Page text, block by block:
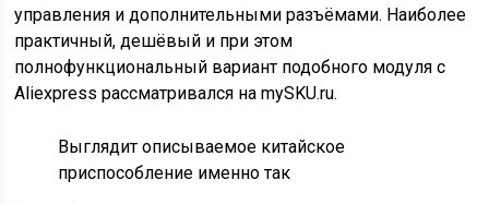
управления и дополнительными разъёмами. Наиболее
практичный, дешёвый и при этом
полнофункциональный вариант подобного модуля с
Aliexpress рассматривался на mySKU.ru.
Выглядит описываемое китайское
приспособление именно так